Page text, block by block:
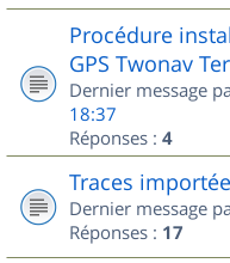
Procédure
GPS Twonav
Dernier message
18:37
Réponses : 4
Traces
Dernier message
Réponses : 17